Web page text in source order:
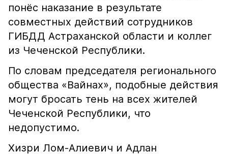
понёс наказание в результате
совместных действий сотрудников
ГИБДД Астраханской области и коллег
из Чеченской Республики.
По словам председателя регионального
общества «Вайнах», подобные действия
могут бросать тень на всех жителей
Чеченской Республики, что
недопустимо.
Хизри Лом-Алиевич и Адлан